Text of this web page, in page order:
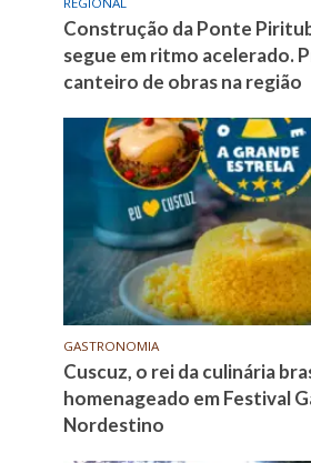
Construção da Ponte
segue em ritmo acelerado.
canteiro de obras na região
GASTRONOMIA
Cuscuz, o rei da culinária
homenageado em Festival
Nordestino